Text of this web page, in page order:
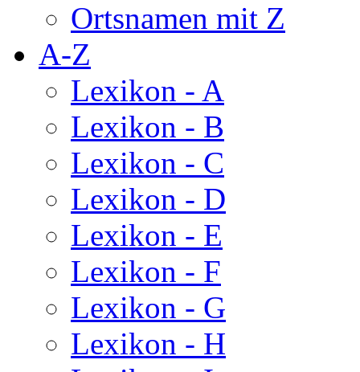
Ortsnamen mit Z
A-Z
Lexikon - A
Lexikon - B
Lexikon - C
Lexikon - D
Lexikon - E
Lexikon - F
Lexikon - G
Lexikon - H